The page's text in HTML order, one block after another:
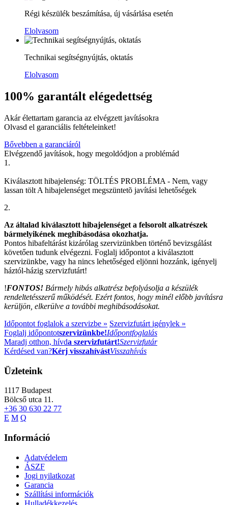
Régi készülék beszámítása, új vásárlása esetén
Elolvasom
Technikai segítségnyújtás, oktatás
Elolvasom
100% garantált elégedettség
Akár élettartam garancia az elvégzett javításokra
Olvasd el garanciális feltételeinket!
Bővebben a garanciáról
Elvégzendő javítások, hogy megoldódjon a problémád
1.
Kiválasztott hibajelenség: TÖLTÉS PROBLÉMA - Nem, vagy
lassan tölt A hibajelenséget megszüntetõ javítási lehetőségek
2.
Az általad kiválasztott hibajelenséget a felsorolt alkatrészek
bármelyikének meghibásodása okozhatja.
Pontos hibafeltárást kizárólag szervizünkben történő bevizsgálást
követően tudunk elvégezni. Foglalj időpontot a kiválasztott
szervizünkbe, vagy ha nincs lehetőséged eljönni hozzánk, igényelj
háztól-házig szervizfutárt!
!FONTOS! Bármely hibás alkatrész befolyásolja a készülék
rendeltetésszerű működését. Ezért fontos, hogy minél előbb javításra
kerüljön, elkerülve a további meghibásodásokat.
Időpontot foglalok a szervizbe » Szervizfutárt igénylek »
Foglalj időpontotszervizünkbe!Időpontfoglalás
Maradj otthon, hívda szervizfutárt!Szervizfutár
Kérdésed van?Kérj visszahívástVisszahívás
Üzleteink
1117 Budapest
Bölcső utca 11.
+36 30 630 22 77
E M Q
Információ
Adatvédelem
ÁSZF
Jogi nyilatkozat
Garancia
Szállítási információk
Hulladékkezelés